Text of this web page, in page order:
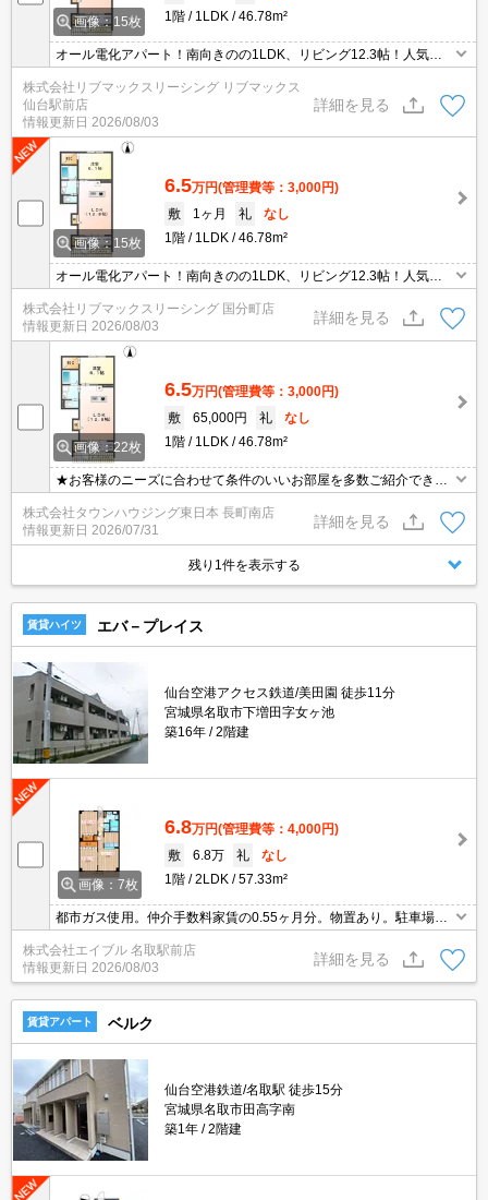
画像：15枚
1階
1LDK 46.78m²
オール電化アパート！南向きのの1LDK、リビング12.3帖！人気の
インナーテラス、ウォークインクローゼット他、お部屋の設備充実♪
駐車場があるので通勤・買い物も楽々♪嬉しい礼金0♪
株式会社リブマックスリーシング リブマックス
仙台駅前店
情報更新日 2026/08/03
詳細を見る
画像：15枚
6.5万円(管理費等：3,000円)
敷
1ヶ月 礼
なし
1階
1LDK 46.78m²
オール電化アパート！南向きのの1LDK、リビング12.3帖！人気の
インナーテラス、ウォークインクローゼット他、お部屋の設備充実♪
駐車場があるので通勤・買い物も楽々♪嬉しい礼金0♪
株式会社リブマックスリーシング 国分町店
情報更新日 2026/08/03
詳細を見る
画像：22枚
6.5万円(管理費等：3,000円)
敷
65,000円 礼
なし
1階
1LDK 46.78m²
★お客様のニーズに合わせて条件のいいお部屋を多数ご紹介できま
す★賃貸物件のお部屋探しはタウンハウジングへ
株式会社タウンハウジング東日本 長町南店
情報更新日 2026/07/31
詳細を見る
残り1件を表示する
賃貸ハイツ エバ－プレイス
仙台空港アクセス鉄道/美田園 徒歩11分
宮城県名取市下増田字女ヶ池
築16年
2階建
画像：7枚
6.8万円(管理費等：4,000円)
敷
6.8万 礼
なし
1階
2LDK 57.33m²
都市ガス使用。仲介手数料家賃の0.55ヶ月分。物置あり。駐車場2
台目月3,300円。退去時、ルームクリーニング料金66,000円。イン
ターネット無料使い放題。TVモニターホン有。
株式会社エイブル 名取駅前店
情報更新日 2026/08/03
詳細を見る
賃貸アパート ベルク
仙台空港鉄道/名取駅 徒歩15分
宮城県名取市田高字南
築1年
2階建